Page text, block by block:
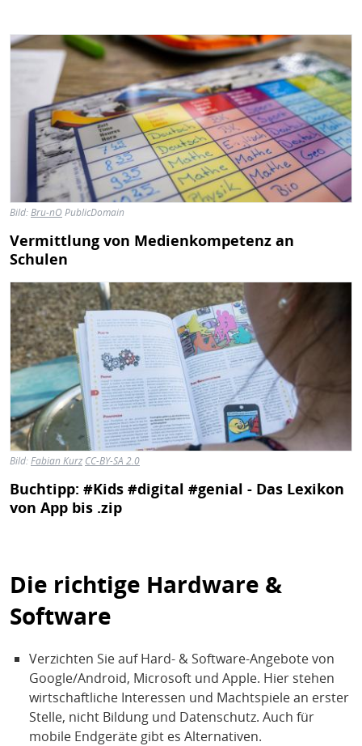
Bild
Bild:Bru-nOPublicDomain
Vermittlung von Medienkompetenz an
Schulen
Bild
Bild:Fabian Kurz CC-BY-SA 2.0
Buchtipp: #Kids #digital #genial - Das Lexikon
von App bis .zip
Die richtige Hardware &
Software
Verzichten Sie auf Hard- & Software-Angebote von
Google/Android, Microsoft und Apple. Hier stehen
wirtschaftliche Interessen und Machtspiele an erster
Stelle, nicht Bildung und Datenschutz. Auch für
mobile Endgeräte gibt es Alternativen.